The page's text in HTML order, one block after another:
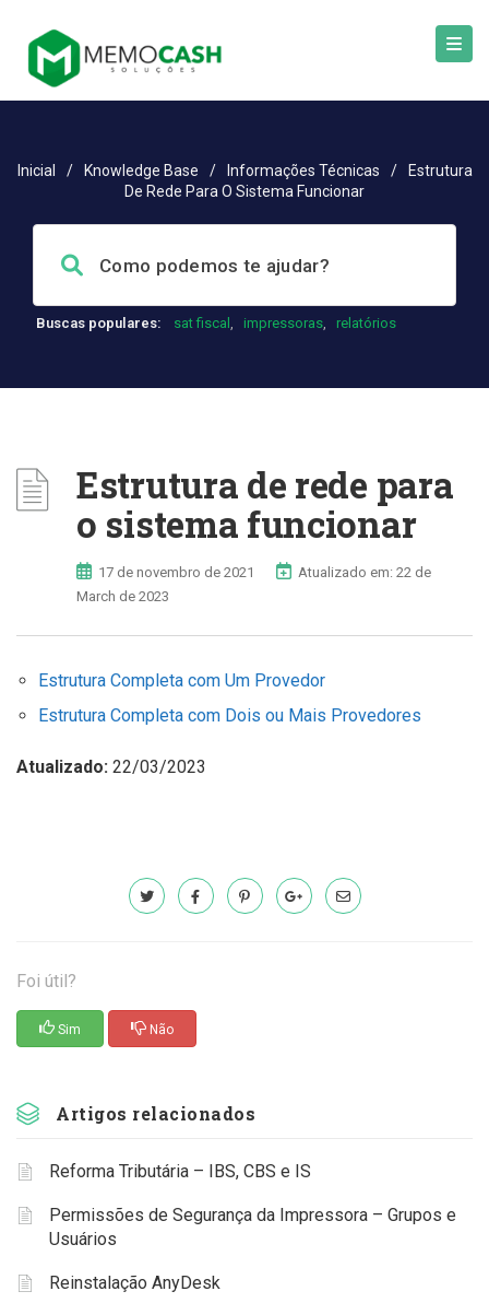
Inicial / Knowledge Base / Informações Técnicas /
Estrutura
De Rede Para O Sistema Funcionar
Buscas populares: sat fiscal , impressoras, relatórios
Estrutura de rede para
o sistema funcionar
17 de novembro de 2021
Atualizado em: 22 de
March de 2023
Estrutura Completa com Um Provedor
Estrutura Completa com Dois ou Mais Provedores
Atualizado: 22/03/2023
Foi útil?
Sim Não
Artigos relacionados
Reforma Tributária – IBS, CBS e IS
Permissões de Segurança da Impressora – Grupos e
Usuários
Reinstalação AnyDesk